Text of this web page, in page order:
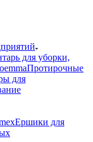
для уборки,
Протирочные
для
Ершики для